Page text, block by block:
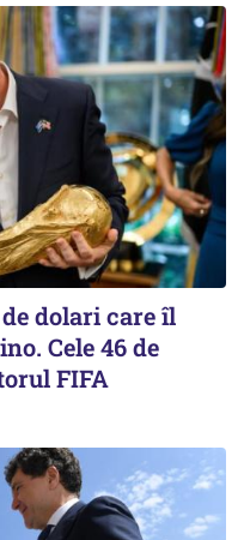
dolari care îl
Cele 46 de
FIFA